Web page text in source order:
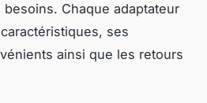
Chaque adaptateur
ses
ainsi que les retours